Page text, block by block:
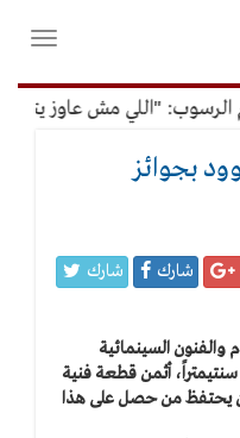
فتح
"اللي مش عاوز يتعلم
بجوائز
شارك شارك
والفنون السينمائية
(الأوسكار) الذهبي الذي يبلغ طوله 34 سنتيمتراً، أثمن قطعة فنية
يحتفظ من حصل على هذا